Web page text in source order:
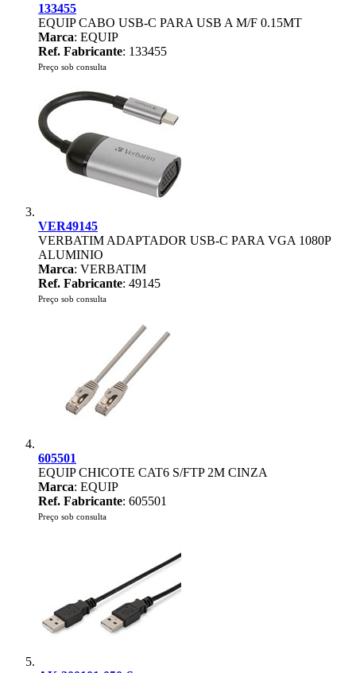
133455
EQUIP CABO USB-C PARA USB A M/F 0.15MT
Marca: EQUIP
Ref. Fabricante: 133455
Preço sob consulta
VER49145
VERBATIM ADAPTADOR USB-C PARA VGA 1080P
ALUMINIO
Marca: VERBATIM
Ref. Fabricante: 49145
Preço sob consulta
605501
EQUIP CHICOTE CAT6 S/FTP 2M CINZA
Marca: EQUIP
Ref. Fabricante: 605501
Preço sob consulta